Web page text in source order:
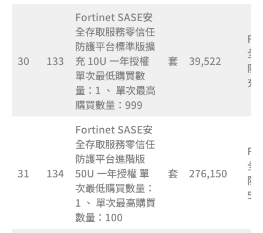
30 133
Fortinet SASE安
全存取服務零信任
防護平台標準版擴
充 10U 一年授權
單次最低購買數
量：1 、 單次最高
購買數量：999
套 39,522
全
防
充
31 134
Fortinet SASE安
全存取服務零信任
防護平台進階版
50U 一年授權 單
次最低購買數量：
1 、 單次最高購買
數量：100
套 276,150
全
防